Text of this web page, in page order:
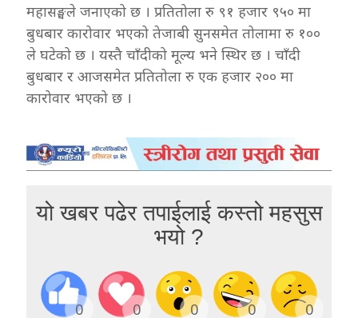
महासङ्घले जनाएको छ । प्रतितोला रु ९१ हजार ९५० मा
बुधबार कारोवार भएको तेजाबी सुनसमेत तोलामा रु १००
ले घटेको छ । यस्तै चाँदीको मूल्य भने स्थिर छ । चाँदी
बुधबार र आजसमेत प्रतितोला रु एक हजार २०० मा
कारोवार भएको छ ।
यो खबर पढेर तपाईलाई कस्तो महसुस
भयो ?
0 0 0 0 0